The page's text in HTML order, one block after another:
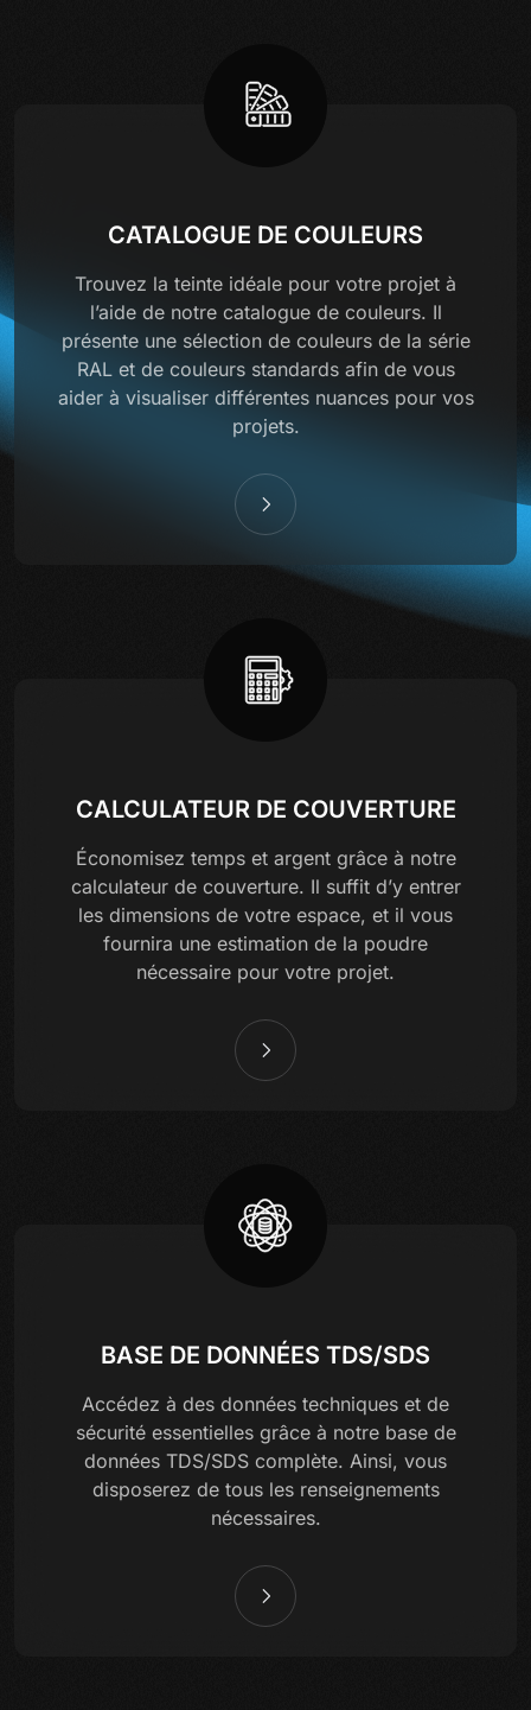
CATALOGUE DE COULEURS
Trouvez la teinte idéale pour votre projet à
l’aide de notre catalogue de couleurs. Il
présente une sélection de couleurs de la série
RAL et de couleurs standards afin de vous
aider à visualiser différentes nuances pour vos
projets.
CALCULATEUR DE COUVERTURE
Économisez temps et argent grâce à notre
calculateur de couverture. Il suffit d’y entrer
les dimensions de votre espace, et il vous
fournira une estimation de la poudre
nécessaire pour votre projet.
BASE DE DONNÉES TDS/SDS
Accédez à des données techniques et de
sécurité essentielles grâce à notre base de
données TDS/SDS complète. Ainsi, vous
disposerez de tous les renseignements
nécessaires.